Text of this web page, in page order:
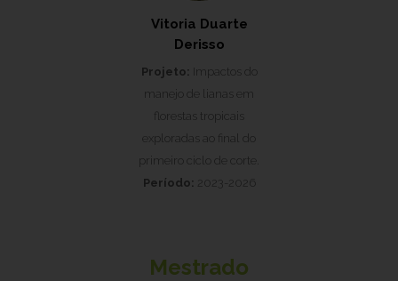
Vitoria Duarte
Derisso
Projeto: Impactos do
manejo de lianas em
florestas tropicais
exploradas ao final do
primeiro ciclo de corte.
Período: 2023-2026
Mestrado